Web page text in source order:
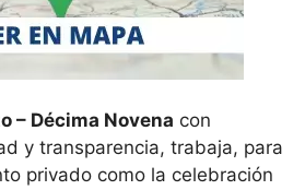
– Décima Novena con
y transparencia, trabaja, para
privado como la celebración